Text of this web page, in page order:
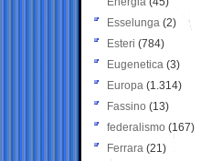
Esselunga (2)
Esteri (784)
Eugenetica (3)
Europa (1.314)
Fassino (13)
federalismo (167)
Ferrara (21)